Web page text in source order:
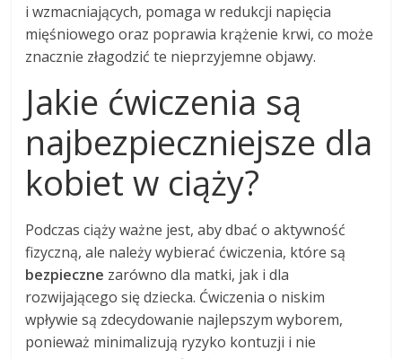
i wzmacniających, pomaga w redukcji napięcia
mięśniowego oraz poprawia krążenie krwi, co może
znacznie złagodzić te nieprzyjemne objawy.
Jakie ćwiczenia są
najbezpieczniejsze dla
kobiet w ciąży?
Podczas ciąży ważne jest, aby dbać o aktywność
fizyczną, ale należy wybierać ćwiczenia, które są
bezpieczne zarówno dla matki, jak i dla
rozwijającego się dziecka. Ćwiczenia o niskim
wpływie są zdecydowanie najlepszym wyborem,
ponieważ minimalizują ryzyko kontuzji i nie